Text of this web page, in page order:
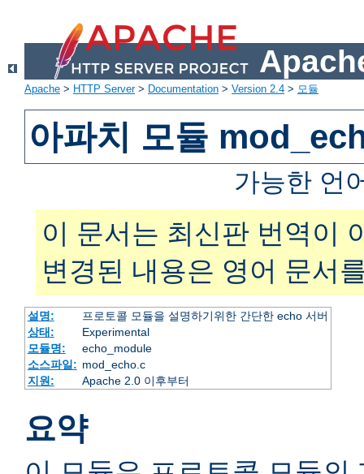
Apache > HTTP Server> Documentation > Version 2.4 > 모듈
아파치 모듈
가능한 언
이 문서는 최신판 번역이
변경된 내용은 영어 문서
설명:
프로토콜 모듈을 설명하기위한 간단한 echo 서버
상태:
Experimental
모듈명:
echo_module
소스파일: mod_echo.c
지원:
Apache 2.0 이후부터
요약